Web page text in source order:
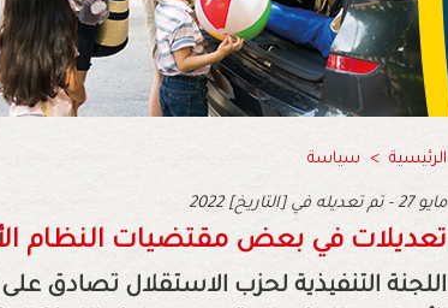
الرئيسية > سياسة
2022 مايو 27 - تم تعديله في [التاريخ]
تعديلات في بعض مقتضيات النظام
اللجنة التنفيذية لحزب الاستقلال